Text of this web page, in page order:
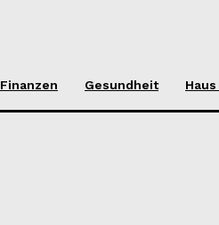
Finanzen Gesundheit